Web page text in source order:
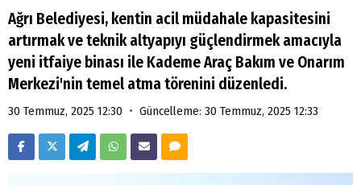
Ağrı Belediyesi, kentin acil müdahale kapasitesini
artırmak ve teknik altyapıyı güçlendirmek amacıyla
yeni itfaiye binası ile Kademe Araç Bakım ve Onarım
Merkezi'nin temel atma törenini düzenledi.
30 Temmuz, 2025 12:30 • Güncelleme: 30 Temmuz, 2025 12:33